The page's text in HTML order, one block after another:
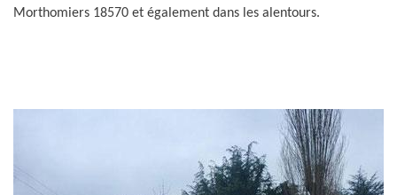
Morthomiers 18570 et également dans les alentours.